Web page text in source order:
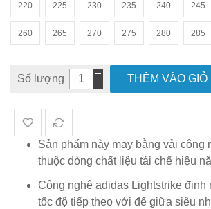
220 225 230 235 240 245
260 265 270 275 280 285
Số lượng THÊM VÀO GIỎ
Sản phẩm này may bằng vải công
thuộc dòng chất liệu tái chế hiệu
Công nghệ adidas Lightstrike định
tốc độ tiếp theo với đế giữa siêu